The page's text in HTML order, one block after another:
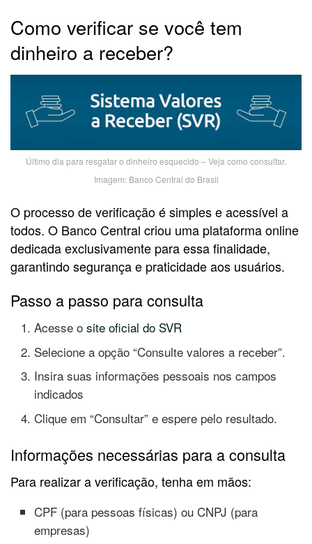
Como verificar se você tem
dinheiro a receber?
Último dia para resgatar o dinheiro esquecido – Veja como consultar.
Imagem: Banco Central do Brasil
O processo de verificação é simples e acessível a
todos. O Banco Central criou uma plataforma online
dedicada exclusivamente para essa finalidade,
garantindo segurança e praticidade aos usuários.
Passo a passo para consulta
Acesse o site oficial do SVR
Selecione a opção “Consulte valores a receber”.
Insira suas informações pessoais nos campos
indicados
Clique em “Consultar” e espere pelo resultado.
Informações necessárias para a consulta
Para realizar a verificação, tenha em mãos:
CPF (para pessoas físicas) ou CNPJ (para
empresas)